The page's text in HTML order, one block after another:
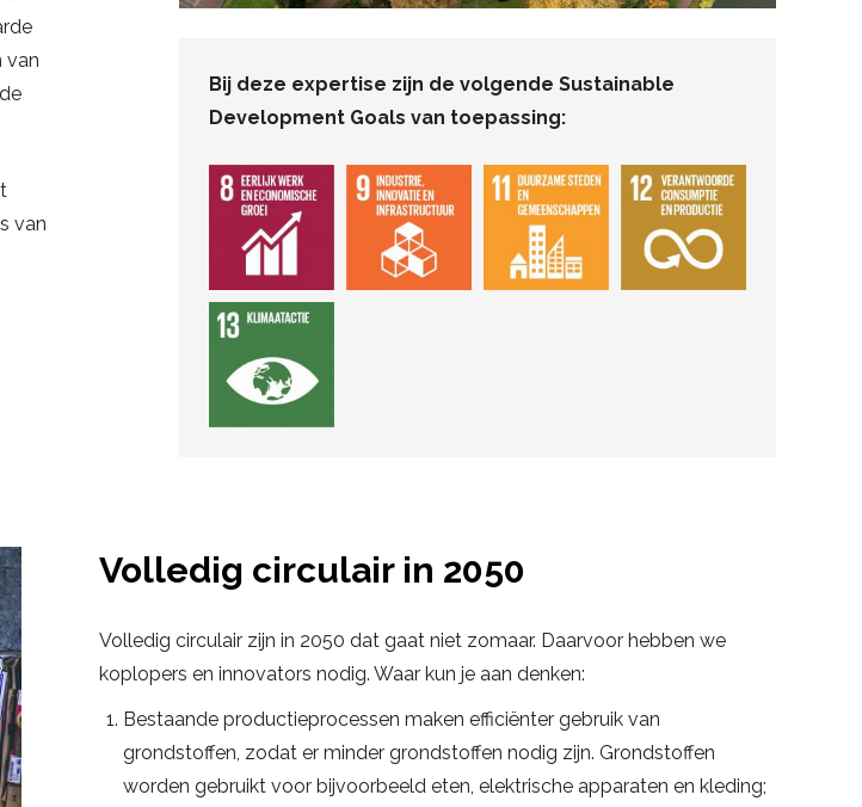
van
van
Bij deze expertise zijn de volgende Sustainable
Development Goals van toepassing:
Volledig circulair in 2050
Volledig circulair zijn in 2050 dat gaat niet zomaar. Daarvoor hebben we
koplopers en innovators nodig. Waar kun je aan denken:
Bestaande productieprocessen maken efficiënter gebruik van
grondstoffen, zodat er minder grondstoffen nodig zijn. Grondstoffen
worden gebruikt voor bijvoorbeeld eten, elektrische apparaten en kleding;